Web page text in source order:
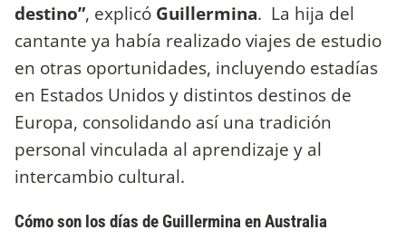
destino”, explicó Guillermina. La hija del
cantante ya había realizado viajes de estudio
en otras oportunidades, incluyendo estadías
en Estados Unidos y distintos destinos de
Europa, consolidando así una tradición
personal vinculada al aprendizaje y al
intercambio cultural.
Cómo son los días de Guillermina en Australia